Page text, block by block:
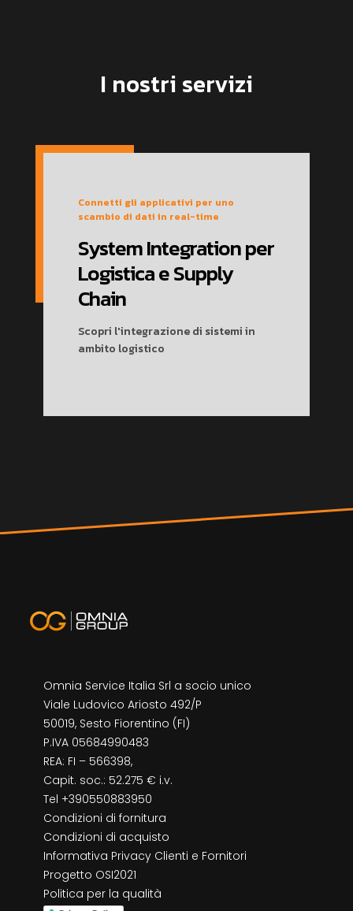
I nostri servizi
Connetti gli applicativi per uno
scambio di dati in real-time
System Integration per
Logistica e Supply
Chain
Scopri l'integrazione di sistemi in
ambito logistico
Omnia Service Italia Srl a socio unico
Viale Ludovico Ariosto 492/P
50019, Sesto Fiorentino (FI)
P.IVA 05684990483
REA: FI – 566398,
Capit. soc.: 52.275 € i.v.
Tel +390550883950
Condizioni di fornitura
Condizioni di acquisto
Informativa Privacy Clienti e Fornitori
Progetto OSI2021
Politica per la qualità